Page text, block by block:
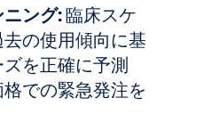
ング:臨床スケ
の使用傾向に基
を正確に予測
での緊急発注を